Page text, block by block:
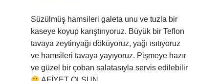
Süzülmüş hamsileri galeta unu ve tuzla bir
kaseye koyup karıştırıyoruz. Büyük bir Teflon
tavaya zeytinyağı döküyoruz, yağı ısıtıyoruz
ve hamsileri tavaya yayıyoruz. Pişmeye hazır
ve güzel bir çoban salatasıyla servis edilebilir